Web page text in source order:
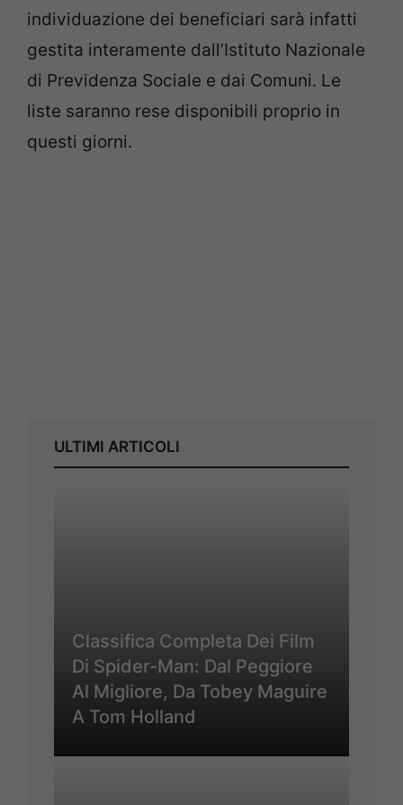
individuazione dei beneficiari sarà infatti
gestita interamente dall’Istituto Nazionale
di Previdenza Sociale e dai Comuni. Le
liste saranno rese disponibili proprio in
questi giorni.
ULTIMI ARTICOLI
Classifica Completa Dei Film
Di Spider-Man: Dal Peggiore
Al Migliore, Da Tobey Maguire
A Tom Holland